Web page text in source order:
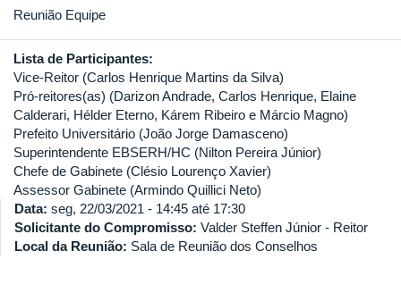
Reunião Equipe
Lista de Participantes:
Vice-Reitor (Carlos Henrique Martins da Silva)
Pró-reitores(as) (Darizon Andrade, Carlos Henrique, Elaine
Calderari, Hélder Eterno, Kárem Ribeiro e Márcio Magno)
Prefeito Universitário (João Jorge Damasceno)
Superintendente EBSERH/HC (Nilton Pereira Júnior)
Chefe de Gabinete (Clésio Lourenço Xavier)
Assessor Gabinete (Armindo Quillici Neto)
Data: seg, 22/03/2021 - 14:45 até 17:30
Solicitante do Compromisso: Valder Steffen Júnior - Reitor
Local da Reunião: Sala de Reunião dos Conselhos